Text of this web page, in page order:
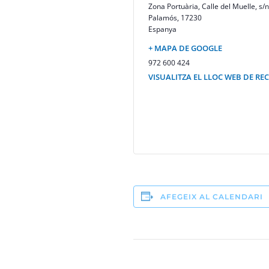
Zona Portuària, Calle del Muelle, s/n
Palamós, 17230
Espanya
+ MAPA DE GOOGLE
972 600 424
VISUALITZA EL LLOC WEB DE
AFEGEIX AL CALENDARI